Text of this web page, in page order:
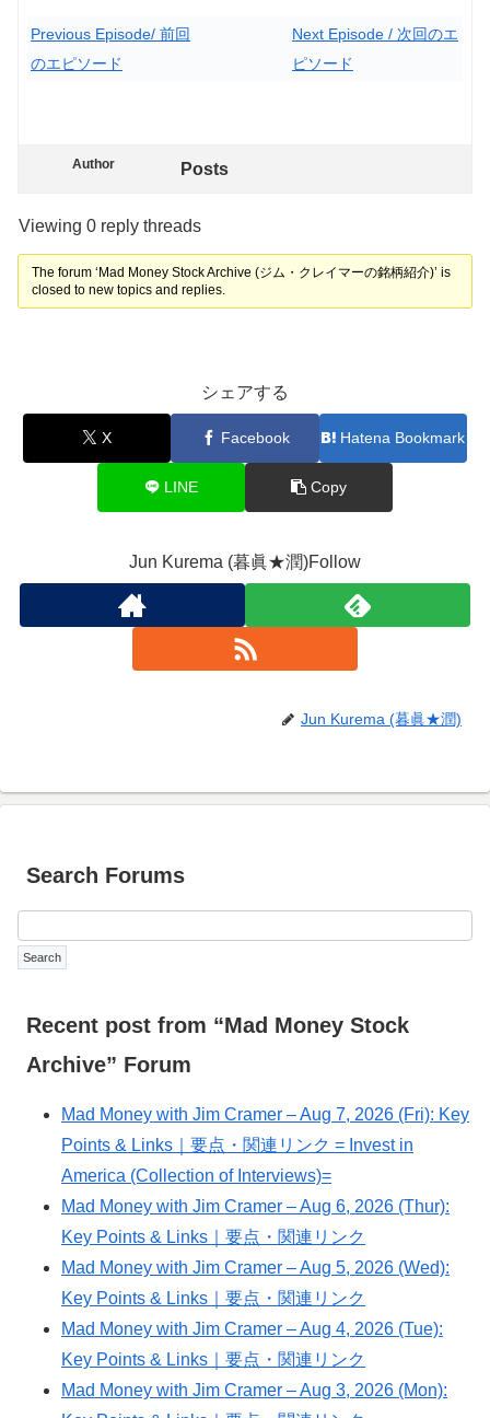
Previous Episode/ 前回
のエピソード
Next Episode / 次回のエ
ピソード
Author Posts
Viewing 0 reply threads
The forum ‘Mad Money Stock Archive (ジム・クレイマーの銘柄紹介)’ is
closed to new topics and replies.
シェアする
X Facebook Hatena Bookmark
LINE Copy
Jun Kurema (暮眞★潤)Follow
Jun Kurema (暮眞★潤)
Search Forums
Recent post from “Mad Money Stock
Archive” Forum
Mad Money with Jim Cramer – Aug 7, 2026 (Fri): Key
Points & Links｜要点・関連リンク = Invest in
America (Collection of Interviews)=
Mad Money with Jim Cramer – Aug 6, 2026 (Thur):
Key Points & Links｜要点・関連リンク
Mad Money with Jim Cramer – Aug 5, 2026 (Wed):
Key Points & Links｜要点・関連リンク
Mad Money with Jim Cramer – Aug 4, 2026 (Tue):
Key Points & Links｜要点・関連リンク
Mad Money with Jim Cramer – Aug 3, 2026 (Mon):